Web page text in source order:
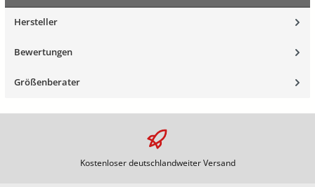
Hersteller
Bewertungen
Größenberater
Kostenloser deutschlandweiter Versand